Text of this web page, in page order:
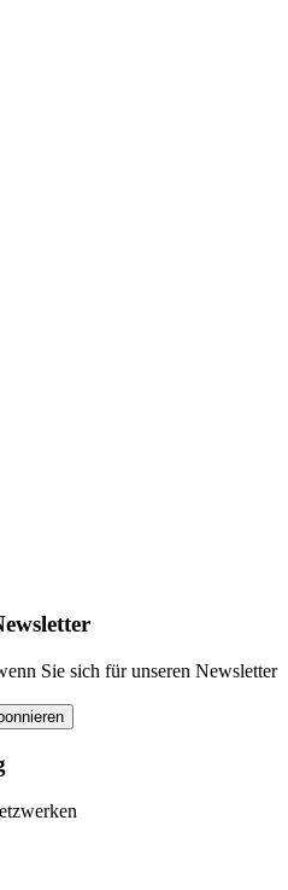
Sie sich für unseren Newsletter